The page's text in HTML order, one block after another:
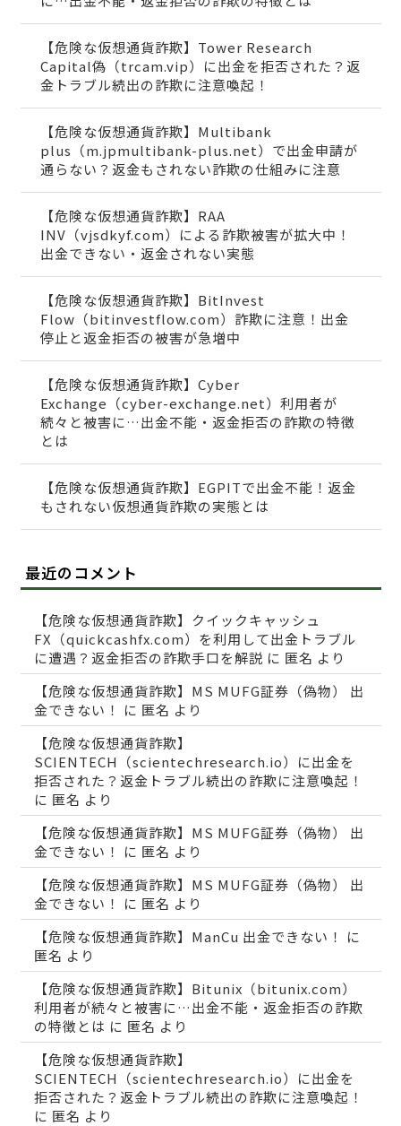
【危険な仮想通貨詐欺】Tower Research
Capital偽（trcam.vip）に出金を拒否された？返
金トラブル続出の詐欺に注意喚起！
【危険な仮想通貨詐欺】Multibank
plus（m.jpmultibank-plus.net）で出金申請が
通らない？返金もされない詐欺の仕組みに注意
【危険な仮想通貨詐欺】RAA
INV（vjsdkyf.com）による詐欺被害が拡大中！
出金できない・返金されない実態
【危険な仮想通貨詐欺】BitInvest
Flow（bitinvestflow.com）詐欺に注意！出金
停止と返金拒否の被害が急増中
【危険な仮想通貨詐欺】Cyber
Exchange（cyber-exchange.net）利用者が
続々と被害に…出金不能・返金拒否の詐欺の特徴
とは
【危険な仮想通貨詐欺】EGPITで出金不能！返金
もされない仮想通貨詐欺の実態とは
最近のコメント
【危険な仮想通貨詐欺】クイックキャッシュ
FX（quickcashfx.com）を利用して出金トラブル
に遭遇？返金拒否の詐欺手口を解説 に 匿名 より
【危険な仮想通貨詐欺】MS MUFG証券（偽物） 出
金できない！
に 匿名 より
【危険な仮想通貨詐欺】
SCIENTECH（scientechresearch.io）に出金を
拒否された？返金トラブル続出の詐欺に注意喚起！
に 匿名 より
【危険な仮想通貨詐欺】MS MUFG証券（偽物） 出
金できない！
に 匿名 より
【危険な仮想通貨詐欺】MS MUFG証券（偽物） 出
金できない！
に 匿名 より
【危険な仮想通貨詐欺】ManCu 出金できない！
に
匿名 より
【危険な仮想通貨詐欺】Bitunix（bitunix.com）
利用者が続々と被害に…出金不能・返金拒否の詐欺
の特徴とは に 匿名 より
【危険な仮想通貨詐欺】
SCIENTECH（scientechresearch.io）に出金を
拒否された？返金トラブル続出の詐欺に注意喚起！
に 匿名 より